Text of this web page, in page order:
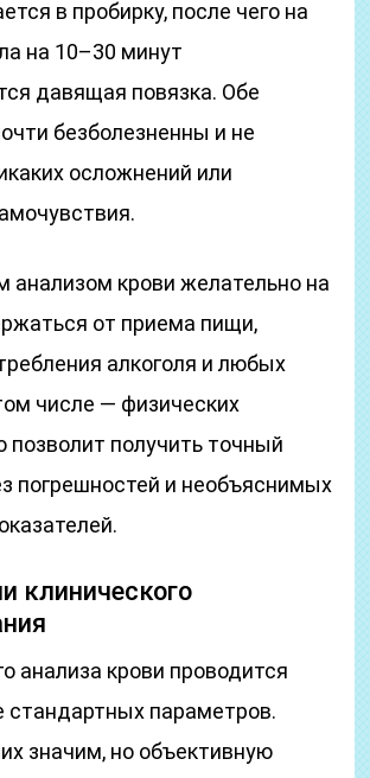
в пробирку, после чего на
на 10–30 минут
давящая повязка. Обе
безболезненны и не
осложнений или
анализом крови желательно на
от приема пищи,
алкоголя и любых
числе — физических
позволит получить точный
погрешностей и необъяснимых
клинического
анализа крови проводится
стандартных параметров.
значим, но объективную